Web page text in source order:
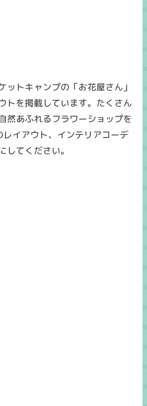
ットキャンプの「お花屋さん」
トを掲載しています。たくさん
然あふれるフラワーショップを
レイアウト、インテリアコーデ
してください。